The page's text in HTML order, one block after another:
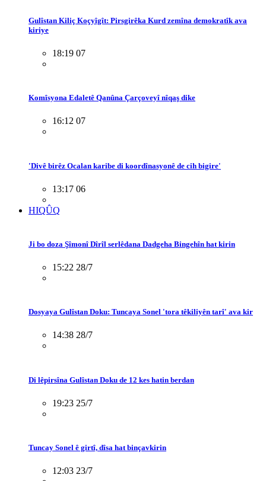
Gulîstan Kiliç Koçyîgît: Pirsgirêka Kurd zemîna demokratîk ava
kiriye
18:19 07
Komîsyona Edaletê Qanûna Çarçoveyî nîqaş dike
16:12 07
'Divê birêz Ocalan karibe di koordînasyonê de cih bigire'
13:17 06
HIQÛQ
Ji bo doza Şîmonî Dîrîl serlêdana Dadgeha Bingehîn hat kirin
15:22 28/7
Dosyaya Gulîstan Doku: Tuncaya Sonel 'tora têkiliyên tarî' ava kir
14:38 28/7
Di lêpirsîna Gulîstan Doku de 12 kes hatin berdan
19:23 25/7
Tuncay Sonel ê girtî, dîsa hat binçavkirin
12:03 23/7